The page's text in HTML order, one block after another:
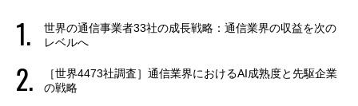
世界の通信事業者33社の成長戦略：通信業界の収益を次の
レベルへ
［世界4473社調査］通信業界におけるAI成熟度と先駆企業
の戦略